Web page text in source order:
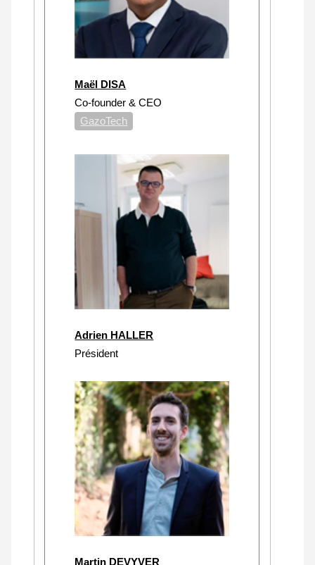
Maël DISA
Co-founder & CEO
GazoTech
Adrien HALLER
Président
Martin DEVYVER